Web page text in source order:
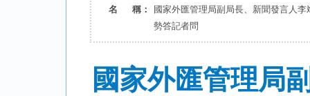
名 稱：
國家外匯管理局副局長、新聞發言人
勢答記者問
國家外匯管理局